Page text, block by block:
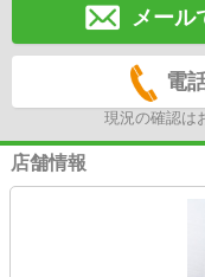
メール
電
現況の確認は
店舗情報